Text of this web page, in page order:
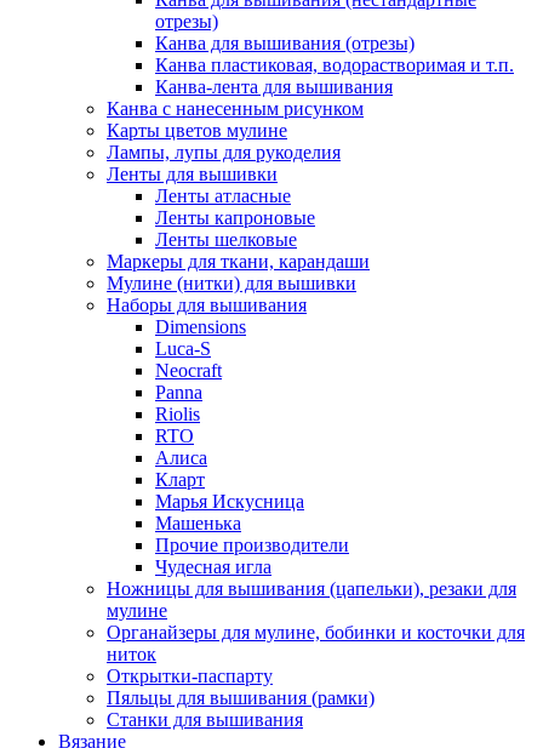
отрезы)
Канва для вышивания (отрезы)
Канва пластиковая, водорастворимая и т.п.
Канва-лента для вышивания
Канва с нанесенным рисунком
Карты цветов мулине
Лампы, лупы для рукоделия
Ленты для вышивки
Ленты атласные
Ленты капроновые
Ленты шелковые
Маркеры для ткани, карандаши
Мулине (нитки) для вышивки
Наборы для вышивания
Dimensions
Luca-S
Neocraft
Panna
Riolis
RTO
Алиса
Кларт
Марья Искусница
Машенька
Прочие производители
Чудесная игла
Ножницы для вышивания (цапельки), резаки для
мулине
Органайзеры для мулине, бобинки и косточки для
ниток
Открытки-паспарту
Пяльцы для вышивания (рамки)
Станки для вышивания
Вязание